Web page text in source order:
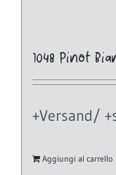
1048 Pinot
+Versand/
Aggiungi al carrello